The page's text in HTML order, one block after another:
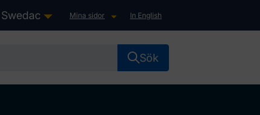
for “Lag & Rätt”
show submenu for “Om Swedac”
Mina sidor show submenu for “Mina
In English
Sök